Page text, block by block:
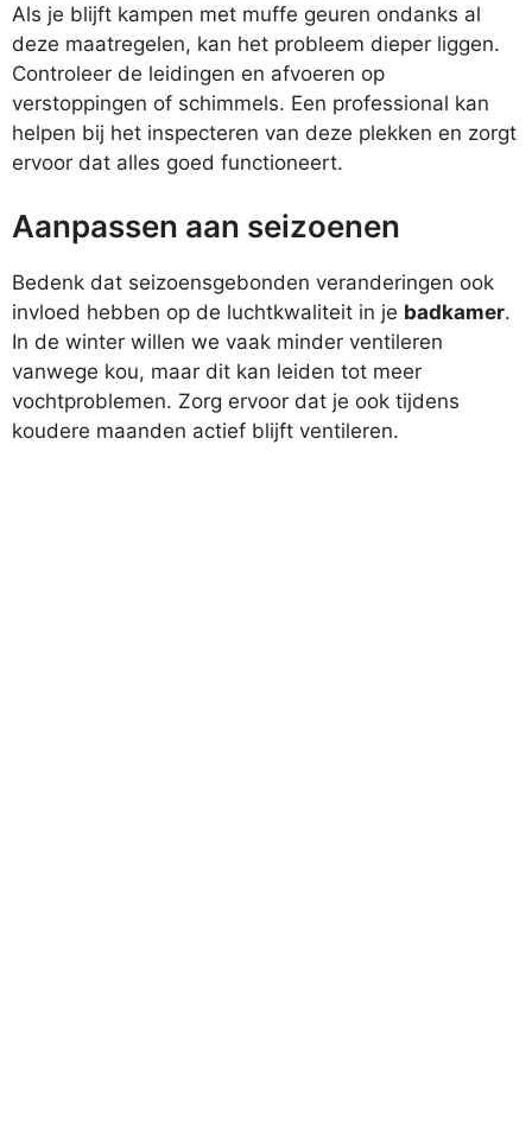
Als je blijft kampen met muffe geuren ondanks al
deze maatregelen, kan het probleem dieper liggen.
Controleer de leidingen en afvoeren op
verstoppingen of schimmels. Een professional kan
helpen bij het inspecteren van deze plekken en zorgt
ervoor dat alles goed functioneert.
Aanpassen aan seizoenen
Bedenk dat seizoensgebonden veranderingen ook
invloed hebben op de luchtkwaliteit in je badkamer.
In de winter willen we vaak minder ventileren
vanwege kou, maar dit kan leiden tot meer
vochtproblemen. Zorg ervoor dat je ook tijdens
koudere maanden actief blijft ventileren.